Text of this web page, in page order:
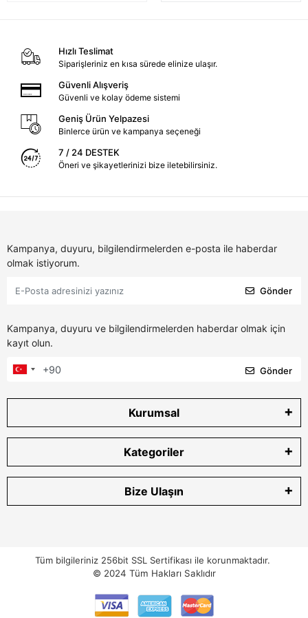
Hızlı Teslimat
Siparişleriniz en kısa sürede elinize ulaşır.
Güvenli Alışveriş
Güvenli ve kolay ödeme sistemi
Geniş Ürün Yelpazesi
Binlerce ürün ve kampanya seçeneği
7 / 24 DESTEK
Öneri ve şikayetlerinizi bize iletebilirsiniz.
Kampanya, duyuru, bilgilendirmelerden e-posta ile haberdar
olmak istiyorum.
Gönder
Kampanya, duyuru ve bilgilendirmelerden haberdar olmak için
kayıt olun.
Gönder
Kurumsal
Kategoriler
Bize Ulaşın
Tüm bilgileriniz 256bit SSL Sertifikası ile korunmaktadır.
© 2024 Tüm Hakları Saklıdır